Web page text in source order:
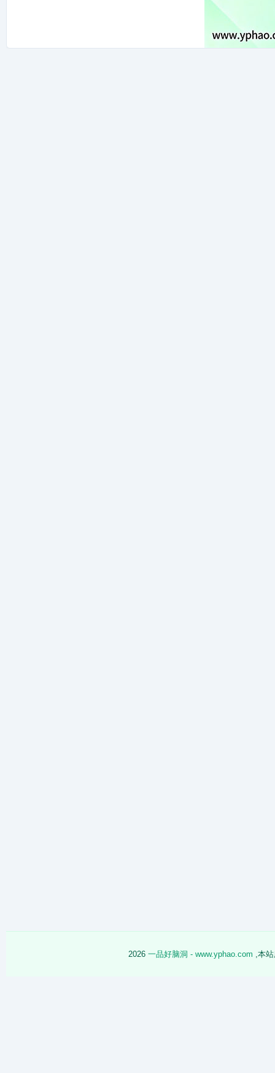
2026 一品好脑洞 - www.yphao.com ,本